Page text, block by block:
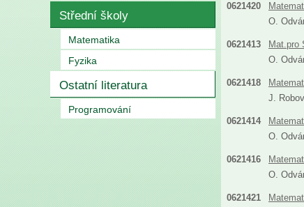
Střední školy
Matematika
Fyzika
Ostatní literatura
Programování
0621420
O.
0621413
Mat.pro
O.
0621418
J.
0621414
O.
0621416
O.
0621421